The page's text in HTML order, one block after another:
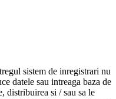
sistem de inregistrari nu
datele sau intreaga baza de
distribuirea si / sau sa le